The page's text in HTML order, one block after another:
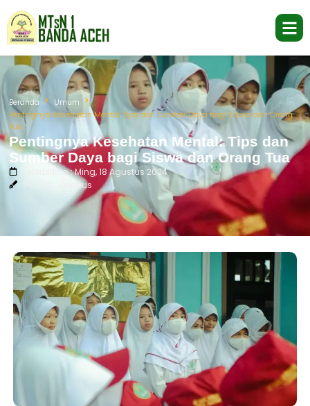
Beranda
Umum
Pentingnya Kesehatan Mental: Tips dan Sumber Daya bagi Siswa dan Orang
Tua
Pentingnya Kesehatan Mental: Tips dan
Sumber Daya bagi Siswa dan Orang Tua
Diterbitkan : Ming, 18 Agustus 2024
Penulis : genpus